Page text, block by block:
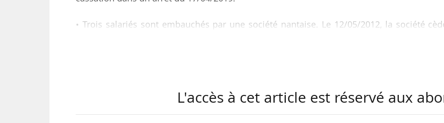
• Trois salariés sont embauchés par une société nantaise. Le 12/05/2012, la société
saisissent le CPH pour requalifier le licenciement en licenciement sans cause réelle et
sérieuse et obtenir des indemnités.L'accès à cet article est réservé aux